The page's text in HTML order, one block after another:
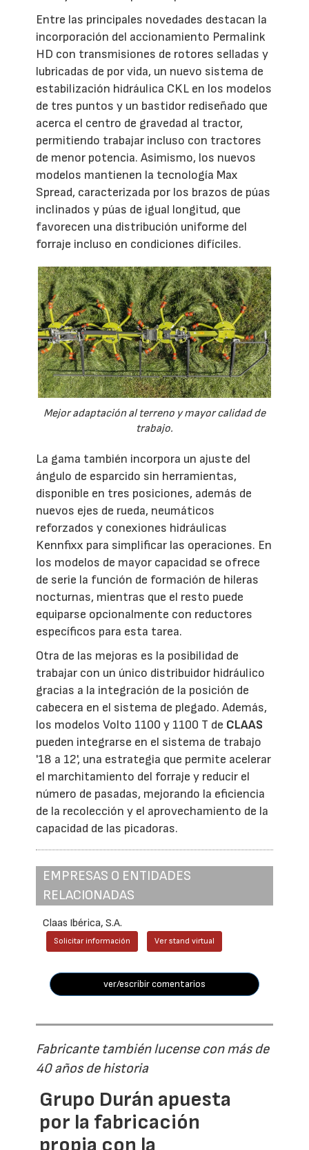
Entre las principales novedades destacan la
incorporación del accionamiento Permalink
HD con transmisiones de rotores selladas y
lubricadas de por vida, un nuevo sistema de
estabilización hidráulica CKL en los modelos
de tres puntos y un bastidor rediseñado que
acerca el centro de gravedad al tractor,
permitiendo trabajar incluso con tractores
de menor potencia. Asimismo, los nuevos
modelos mantienen la tecnología Max
Spread, caracterizada por los brazos de púas
inclinados y púas de igual longitud, que
favorecen una distribución uniforme del
forraje incluso en condiciones difíciles.
Mejor adaptación al terreno y mayor calidad de
trabajo.
La gama también incorpora un ajuste del
ángulo de esparcido sin herramientas,
disponible en tres posiciones, además de
nuevos ejes de rueda, neumáticos
reforzados y conexiones hidráulicas
Kennfixx para simplificar las operaciones. En
los modelos de mayor capacidad se ofrece
de serie la función de formación de hileras
nocturnas, mientras que el resto puede
equiparse opcionalmente con reductores
específicos para esta tarea.
Otra de las mejoras es la posibilidad de
trabajar con un único distribuidor hidráulico
gracias a la integración de la posición de
cabecera en el sistema de plegado. Además,
los modelos Volto 1100 y 1100 T de CLAAS
pueden integrarse en el sistema de trabajo
'18 a 12', una estrategia que permite acelerar
el marchitamiento del forraje y reducir el
número de pasadas, mejorando la eficiencia
de la recolección y el aprovechamiento de la
capacidad de las picadoras.
EMPRESAS O ENTIDADES
RELACIONADAS
Claas Ibérica, S.A.
Solicitar información Ver stand virtual
ver/escribir comentarios
Fabricante también lucense con más de
40 años de historia
Grupo Durán apuesta
por la fabricación